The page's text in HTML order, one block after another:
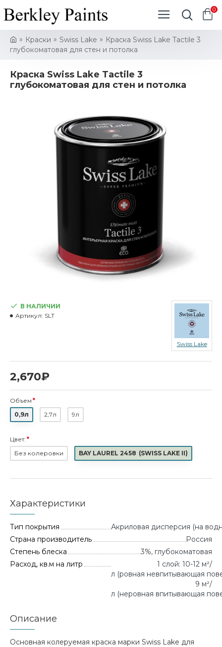
0
Краски Swiss Lake
Краска Swiss Lake Tactile 3
глубокоматовая для стен и потолка
Краска Swiss Lake Tactile 3
глубокоматовая для стен и потолка
2,670₽
В НАЛИЧИИ
Артикул: SLT
Swiss Lake
Объем
0,9л
2,7л 9л
Цвет:
Без колеровки
BAY LAUREL 2458 (SWISS LAKE II)
Характеристики
Тип покрытия
Акриловая дисперсия (на
Страна производитель
Россия
Степень блеска
3%, глубокоматовая
Расход, кв.м на литр
1 слой: 10-12 м²/
л (ровная невпитывающая
9 м²/
л (неровная впитывающая
Описание
Основная колеруемая краска марки Swiss Lake для